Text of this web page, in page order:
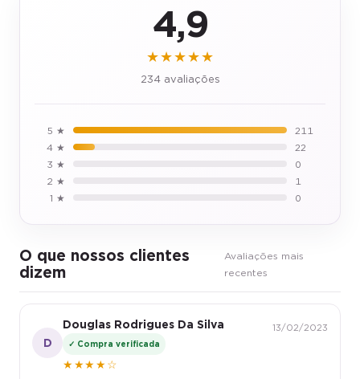
4,9
★★★★★
234 avaliações
5 ★
211
4 ★
22
3 ★
0
2 ★
1
1 ★
0
O que nossos clientes
dizem
Avaliações mais
recentes
D
Douglas Rodrigues Da Silva
✓ Compra verificada
★★★★☆
13/02/2023